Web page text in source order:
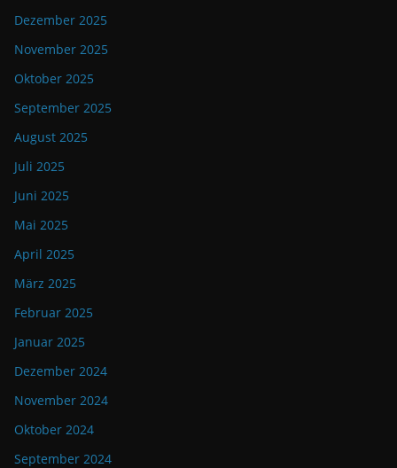
Dezember 2025
November 2025
Oktober 2025
September 2025
August 2025
Juli 2025
Juni 2025
Mai 2025
April 2025
März 2025
Februar 2025
Januar 2025
Dezember 2024
November 2024
Oktober 2024
September 2024